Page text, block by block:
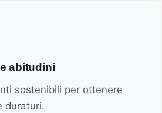
abitudini
sostenibili per ottenere
duraturi.